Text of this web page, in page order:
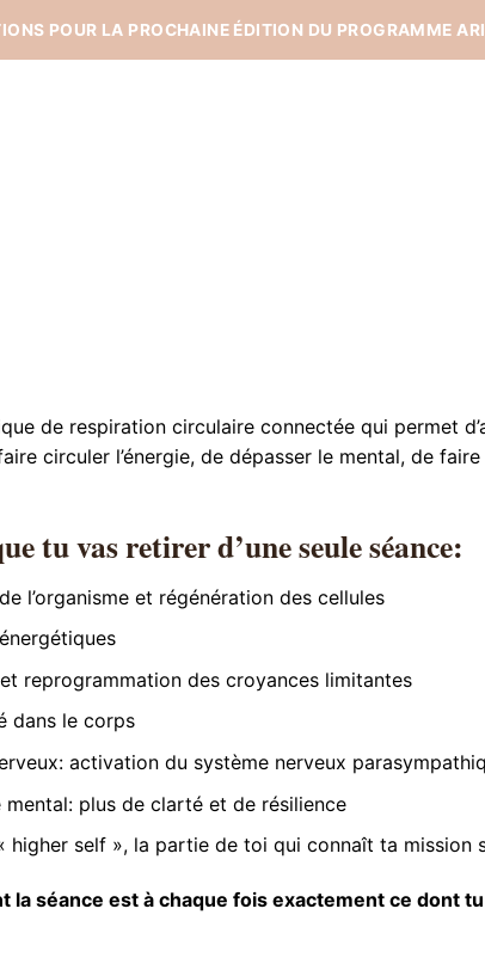
POUR LA PROCHAINE ÉDITION DU PROGRAMME
de respiration circulaire connectée qui permet
circuler l’énergie, de dépasser le mental, de
tu vas retirer d’une seule séance:
l’organisme et régénération des cellules
reprogrammation des croyances limitantes
dans le corps
activation du système nerveux
plus de clarté et de résilience
higher self », la partie de toi qui connaît ta mission
la séance est à chaque fois exactement ce dont